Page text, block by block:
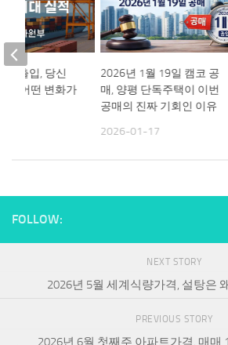
2026년 1월 19일 캠코 공
매, 양평 단독주택이 이번
공매의 진짜 기회인 이유
2026-01-17
수출입, 당신
에 어떤 변화가
FOLLOW:
NEXT STORY
2026년 5월 세계식량가격, 설탕은
PREVIOUS STORY